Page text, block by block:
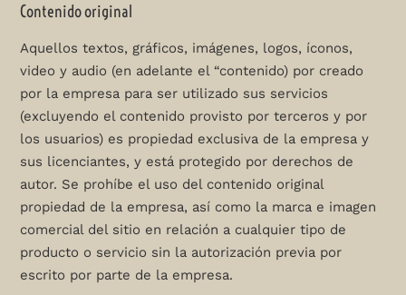
Contenido original
Aquellos textos, gráficos, imágenes, logos, íconos,
video y audio (en adelante el “contenido) por creado
por la empresa para ser utilizado sus servicios
(excluyendo el contenido provisto por terceros y por
los usuarios) es propiedad exclusiva de la empresa y
sus licenciantes, y está protegido por derechos de
autor. Se prohíbe el uso del contenido original
propiedad de la empresa, así como la marca e imagen
comercial del sitio en relación a cualquier tipo de
producto o servicio sin la autorización previa por
escrito por parte de la empresa.